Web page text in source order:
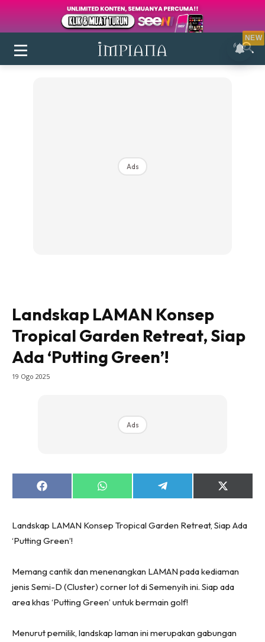
Login|Register
Ruang Tamu
Direktori
Bilik Tidur
Menarik Lagi
Casa Impiana
Impiana Makeover
Destinasi
Ads
Landskap LAMAN Konsep
Tropical Garden Retreat, Siap
Ada ‘Putting Green’!
19 Ogo 2025
Ads
Share
on
Share
on
Share
on
Share
on
Landskap LAMAN Konsep Tropical Garden Retreat, Siap Ada
‘Putting Green’!
Memang cantik dan menenangkan LAMAN pada kediaman
jenis Semi-D (Cluster) corner lot di Semenyih ini. Siap ada
area khas ‘Putting Green’ untuk bermain golf!
Menurut pemilik, landskap laman ini merupakan gabungan
NEW